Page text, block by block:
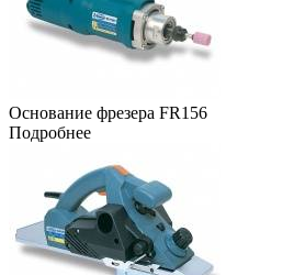
Основание фрезера FR156
Подробнее